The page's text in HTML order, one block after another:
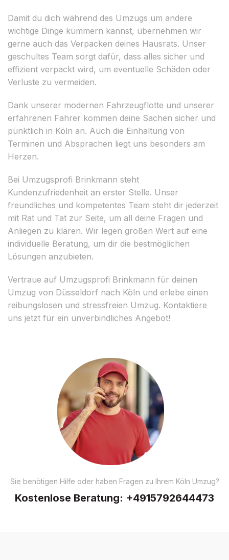
Damit du dich während des Umzugs um andere
wichtige Dinge kümmern kannst, übernehmen wir
gerne auch das Verpacken deines Hausrats. Unser
geschultes Team sorgt dafür, dass alles sicher und
effizient verpackt wird, um eventuelle Schäden oder
Verluste zu vermeiden.
Dank unserer modernen Fahrzeugflotte und unserer
erfahrenen Fahrer kommen deine Sachen sicher und
pünktlich in Köln an. Auch die Einhaltung von
Terminen und Absprachen liegt uns besonders am
Herzen.
Bei Umzugsprofi Brinkmann steht
Kundenzufriedenheit an erster Stelle. Unser
freundliches und kompetentes Team steht dir jederzeit
mit Rat und Tat zur Seite, um all deine Fragen und
Anliegen zu klären. Wir legen großen Wert auf eine
individuelle Beratung, um dir die bestmöglichen
Lösungen anzubieten.
Vertraue auf Umzugsprofi Brinkmann für deinen
Umzug von Düsseldorf nach Köln und erlebe einen
reibungslosen und stressfreien Umzug. Kontaktiere
uns jetzt für ein unverbindliches Angebot!
Sie benötigen Hilfe oder haben Fragen zu Ihrem Köln Umzug?
Kostenlose Beratung: +4915792644473